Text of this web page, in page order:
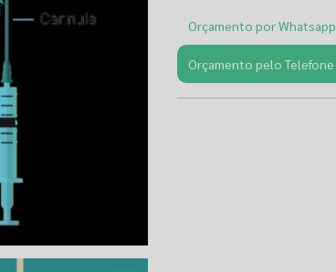
Orçamento por Whatsapp
Orçamento pelo Telefone